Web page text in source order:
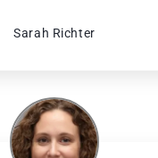
Sarah Richter